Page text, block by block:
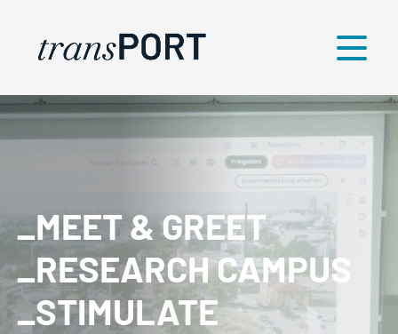
Menü
_MEET & GREET
_RESEARCH CAMPUS
_STIMULATE